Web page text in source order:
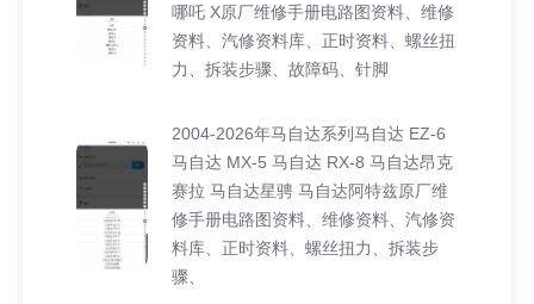
哪吒 X原厂维修手册电路图资料、维修
资料、汽修资料库、正时资料、螺丝扭
力、拆装步骤、故障码、针脚
2004-2026年马自达系列马自达 EZ-6
马自达 MX-5 马自达 RX-8 马自达昂克
赛拉 马自达星骋 马自达阿特兹原厂维
修手册电路图资料、维修资料、汽修资
料库、正时资料、螺丝扭力、拆装步
骤、